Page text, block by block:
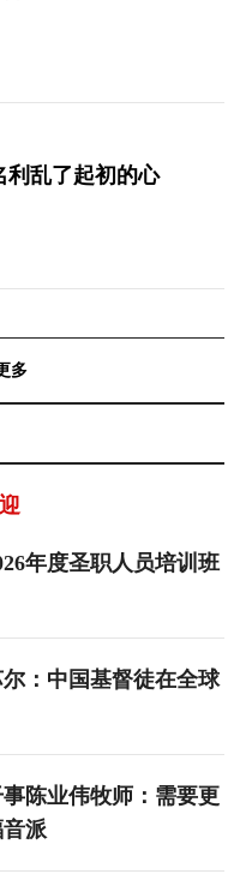
利乱了起初的心
多
年度圣职人员培训班
：中国基督徒在全球
陈业伟牧师：需要更
派